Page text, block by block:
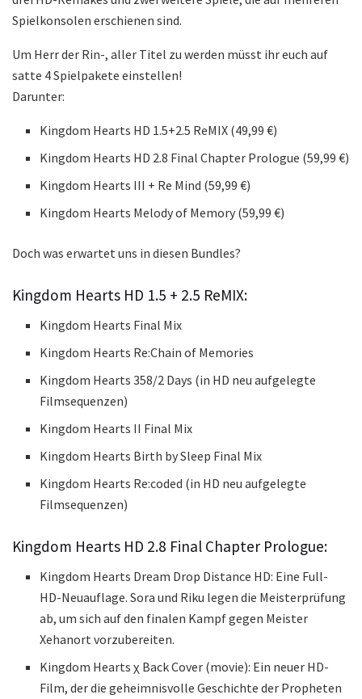
Spielkonsolen erschienen sind.
Um Herr der Rin-, aller Titel zu werden müsst ihr euch auf
satte 4 Spielpakete einstellen!
Darunter:
Kingdom Hearts HD 1.5+2.5 ReMIX (49,99 €)
Kingdom Hearts HD 2.8 Final Chapter Prologue (59,99 €)
Kingdom Hearts III + Re Mind (59,99 €)
Kingdom Hearts Melody of Memory (59,99 €)
Doch was erwartet uns in diesen Bundles?
Kingdom Hearts HD 1.5 + 2.5 ReMIX:
Kingdom Hearts Final Mix
Kingdom Hearts Re:Chain of Memories
Kingdom Hearts 358/2 Days (in HD neu aufgelegte
Filmsequenzen)
Kingdom Hearts II Final Mix
Kingdom Hearts Birth by Sleep Final Mix
Kingdom Hearts Re:coded (in HD neu aufgelegte
Filmsequenzen)
Kingdom Hearts HD 2.8 Final Chapter Prologue:
Kingdom Hearts Dream Drop Distance HD: Eine Full-
HD-Neuauflage. Sora und Riku legen die Meisterprüfung
ab, um sich auf den finalen Kampf gegen Meister
Xehanort vorzubereiten.
Kingdom Hearts χ Back Cover (movie): Ein neuer HD-
Film, der die geheimnisvolle Geschichte der Propheten